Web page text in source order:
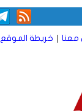
معنا | خريطة الموقع